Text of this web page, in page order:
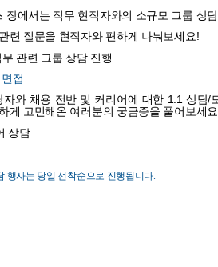
장에서는 직무 현직자와의 소규모 그룹 상
련 질문을 현직자와 편하게 나눠보세요!
관련 그룹 상담 진행
접
자와 채용 전반 및 커리어에 대한 1:1 상담/
게 고민해온 여러분의 궁금증을 풀어보세
상담
행사는 당일 선착순으로 진행됩니다.